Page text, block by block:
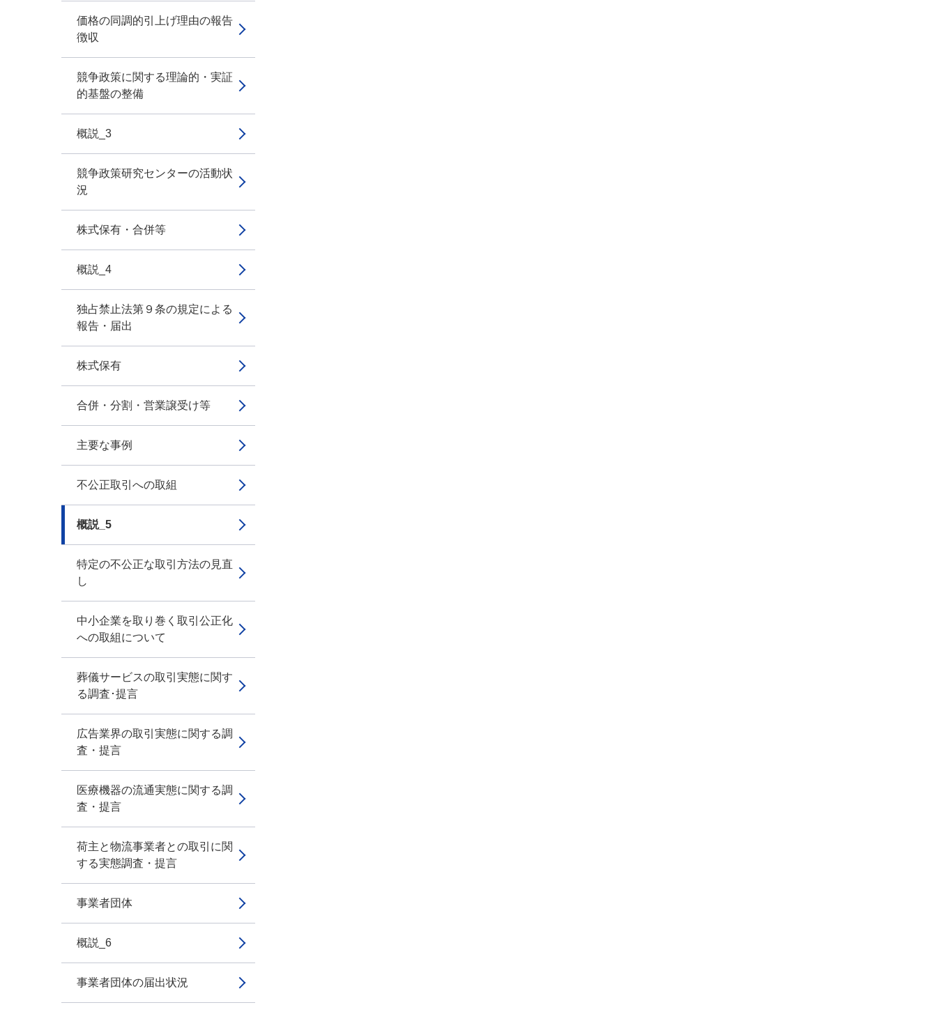
価格の同調的引上げ理由の報告
徴収
競争政策に関する理論的・実証
的基盤の整備
概説_3
競争政策研究センターの活動状
況
株式保有・合併等
概説_4
独占禁止法第９条の規定による
報告・届出
株式保有
合併・分割・営業譲受け等
主要な事例
不公正取引への取組
概説_5
特定の不公正な取引方法の見直
し
中小企業を取り巻く取引公正化
への取組について
葬儀サービスの取引実態に関す
る調査･提言
広告業界の取引実態に関する調
査・提言
医療機器の流通実態に関する調
査・提言
荷主と物流事業者との取引に関
する実態調査・提言
事業者団体
概説_6
事業者団体の届出状況